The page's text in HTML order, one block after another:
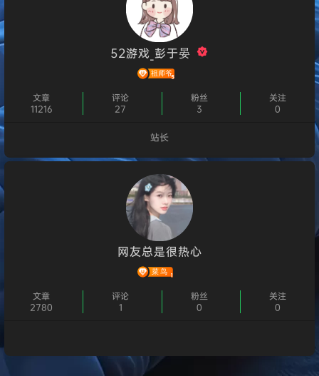
52游戏_彭于晏
文章
11216
评论
27
粉丝
3
关注
0
站长
个人主页
网友总是很热心
文章
2780
评论
1
粉丝
0
关注
0